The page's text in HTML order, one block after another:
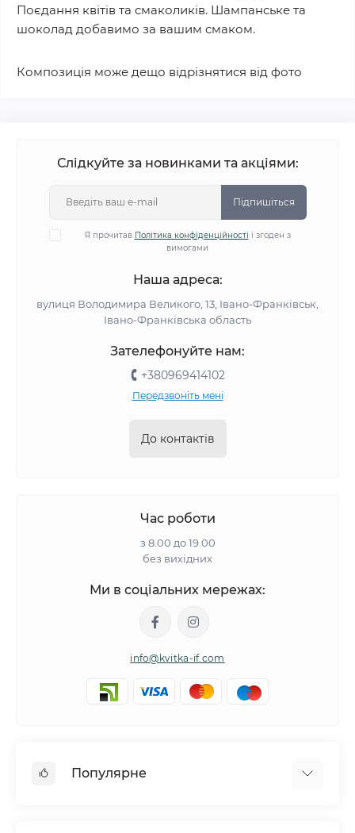
Поєдання квітів та смаколиків. Шампанське та
шоколад добавимо за вашим смаком.
Композиція може дещо відрізнятися від фото
Слідкуйте за новинками та акціями:
Підпишіться
Я прочитав Політика конфіденційності і згоден з
вимогами
Наша адреса:
вулиця Володимира Великого, 13, Івано-Франківськ,
Івано-Франківська область
Зателефонуйте нам:
+380969414102
Передзвоніть мені
До контактів
Час роботи
з 8.00 до 19.00
без вихідних
Ми в соціальних мережах:
info@kvitka-if.com
Популярне